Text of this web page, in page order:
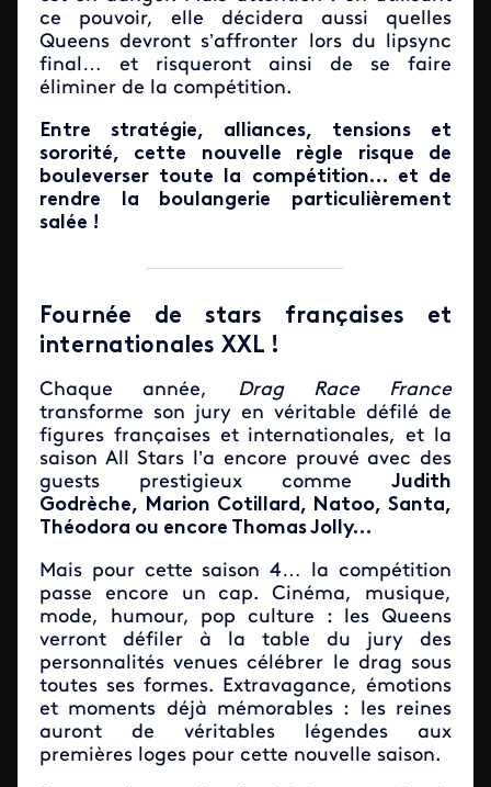
ce pouvoir, elle décidera aussi quelles
Queens devront s’affronter lors du lipsync
final… et risqueront ainsi de se faire
éliminer de la compétition.
Entre stratégie, alliances, tensions et
sororité, cette nouvelle règle risque de
bouleverser toute la compétition… et de
rendre la boulangerie particulièrement
salée !
Fournée de stars françaises et
internationales XXL !
Chaque année,
Drag Race France
transforme son jury en véritable défilé de
figures françaises et internationales, et la
saison All Stars l’a encore prouvé avec des
guests prestigieux comme Judith
Godrèche, Marion Cotillard, Natoo, Santa,
Théodora ou encore Thomas Jolly…
Mais pour cette saison 4… la compétition
passe encore un cap. Cinéma, musique,
mode, humour, pop culture : les Queens
verront défiler à la table du jury des
personnalités venues célébrer le drag sous
toutes ses formes. Extravagance, émotions
et moments déjà mémorables : les reines
auront de véritables légendes aux
premières loges pour cette nouvelle saison.